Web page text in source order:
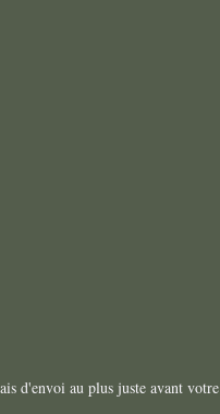
d'envoi au plus juste avant votre